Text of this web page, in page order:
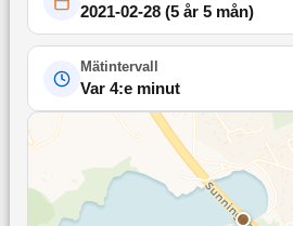
2021-02-28(5 år 5 mån)
Mätintervall
Var 4:e minut